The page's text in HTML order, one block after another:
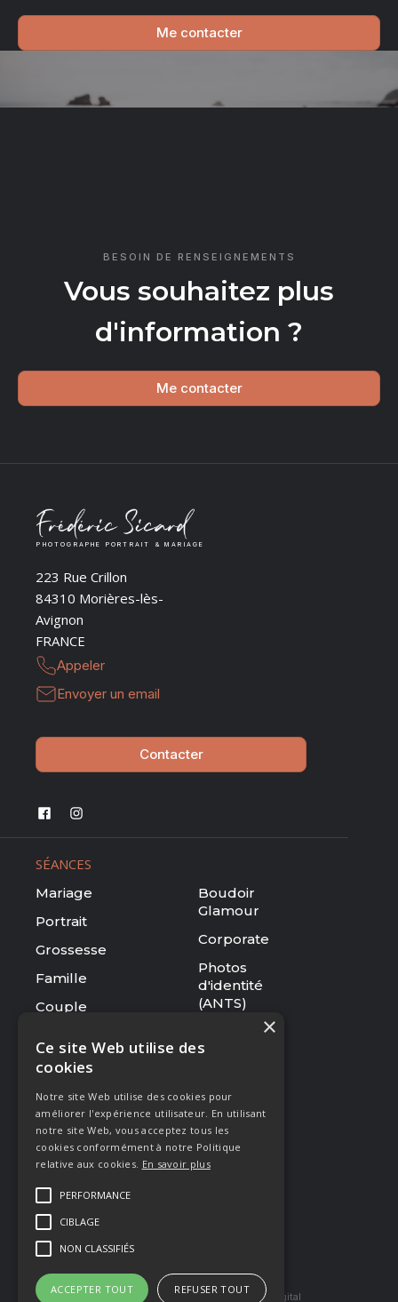
Me contacter
BESOIN DE RENSEIGNEMENTS
Vous souhaitez plus
d'information ?
Me contacter
PHOTOGRAPHE PORTRAIT & MARIAGE
223 Rue Crillon
84310 Morières-lès-
Avignon
FRANCE
Appeler
Envoyer un email
Contacter
SÉANCES
Mariage
Portrait
Grossesse
Famille
Couple
Boudoir
Glamour
Corporate
Photos
d'identité
(ANTS)
RESSOURCES
Le studio
Galerie
Blog
Mentions légales
CGV
Presse & Distinctions
Site réaliser par Arkilium et Kozé Digital
Ce site Web utilise des
cookies
Notre site Web utilise des cookies pour
améliorer l'expérience utilisateur. En utilisant
notre site Web, vous acceptez tous les
cookies conformément à notre Politique
relative aux cookies. En savoir plus
PERFORMANCE
CIBLAGE
NON CLASSIFIÉS
ACCEPTER TOUT REFUSER TOUT
×